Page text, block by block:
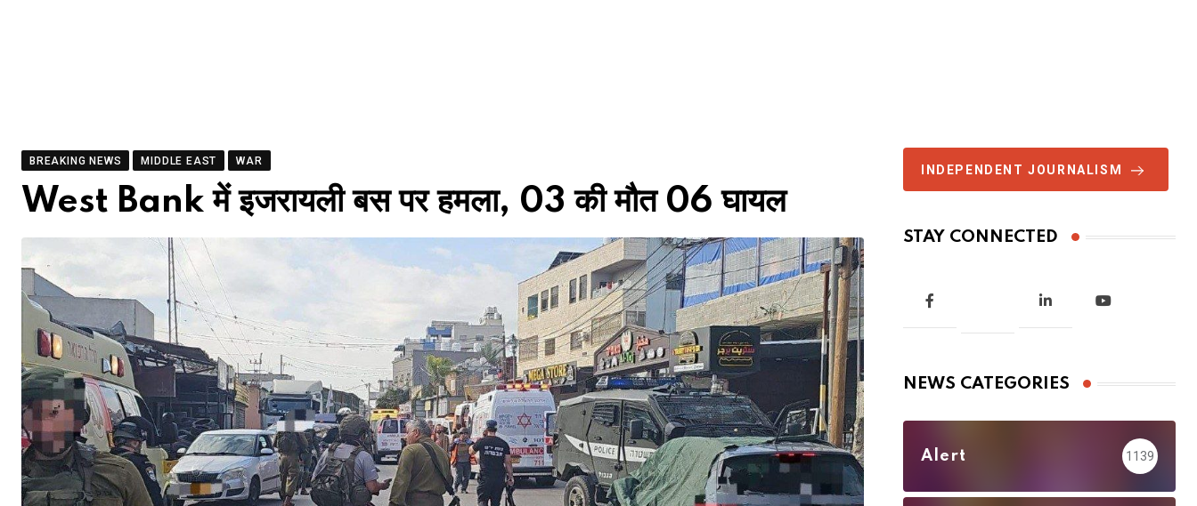
BREAKING NEWS MIDDLE EAST WAR
West Bank में इजरायली बस पर हमला, 03 की मौत 06 घायल
INDEPENDENT JOURNALISM
STAY CONNECTED
NEWS CATEGORIES
Alert 1139